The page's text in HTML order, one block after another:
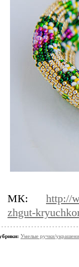
МК: http://
zhgut-
Умелые ручки/